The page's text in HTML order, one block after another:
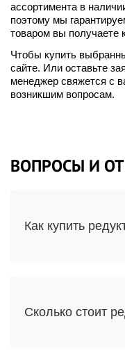
ассортимента в
поэтому мы
товаром вы получаете
Чтобы купить
сайте. Или оставьте
менеджер свяжется с
возникшим вопросам.
ВОПРОСЫ И
Как купить
Сколько стоит